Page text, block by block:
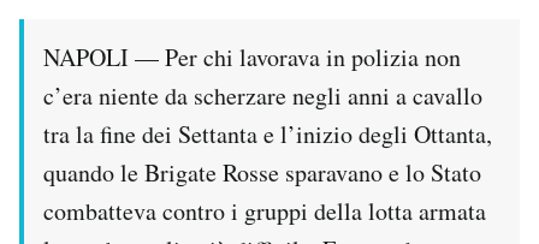
NAPOLI — Per chi lavorava in polizia non
c’era niente da scherzare negli anni a cavallo
tra la fine dei Settanta e l’inizio degli Ottanta,
quando le Brigate Rosse sparavano e lo Stato
combatteva contro i gruppi della lotta armata